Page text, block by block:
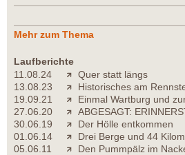
Mehr zum Thema
Laufberichte
11.08.24
Quer statt längs
13.08.23
Historisches am
19.09.21
Einmal Wartburg und
27.06.20
ABGESAGT:
30.06.19
Der Hölle entkommen
01.06.14
Drei Berge und 44
05.06.11
Den Pummpälz im